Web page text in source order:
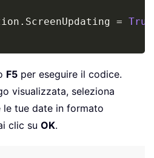
. ScreenUpdating = True
F5 per eseguire il codice.
visualizzata, seleziona
le tue date in formato
clic su OK.